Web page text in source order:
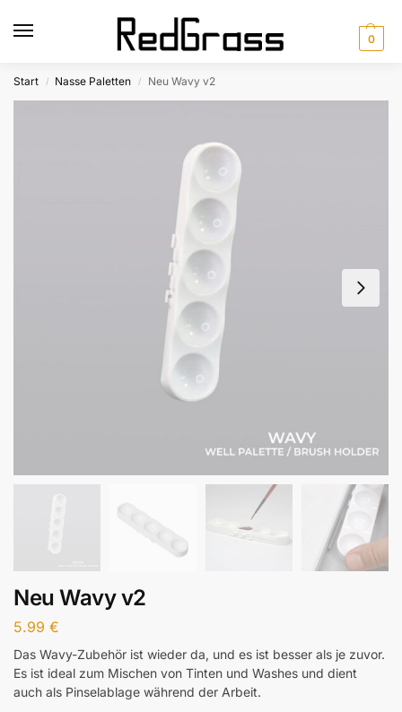
0
Start / Nasse Paletten / Neu Wavy v2
Neu Wavy v2
5.99 €
Das Wavy-Zubehör ist wieder da, und es ist besser als je zuvor.
Es ist ideal zum Mischen von Tinten und Washes und dient
auch als Pinselablage während der Arbeit.